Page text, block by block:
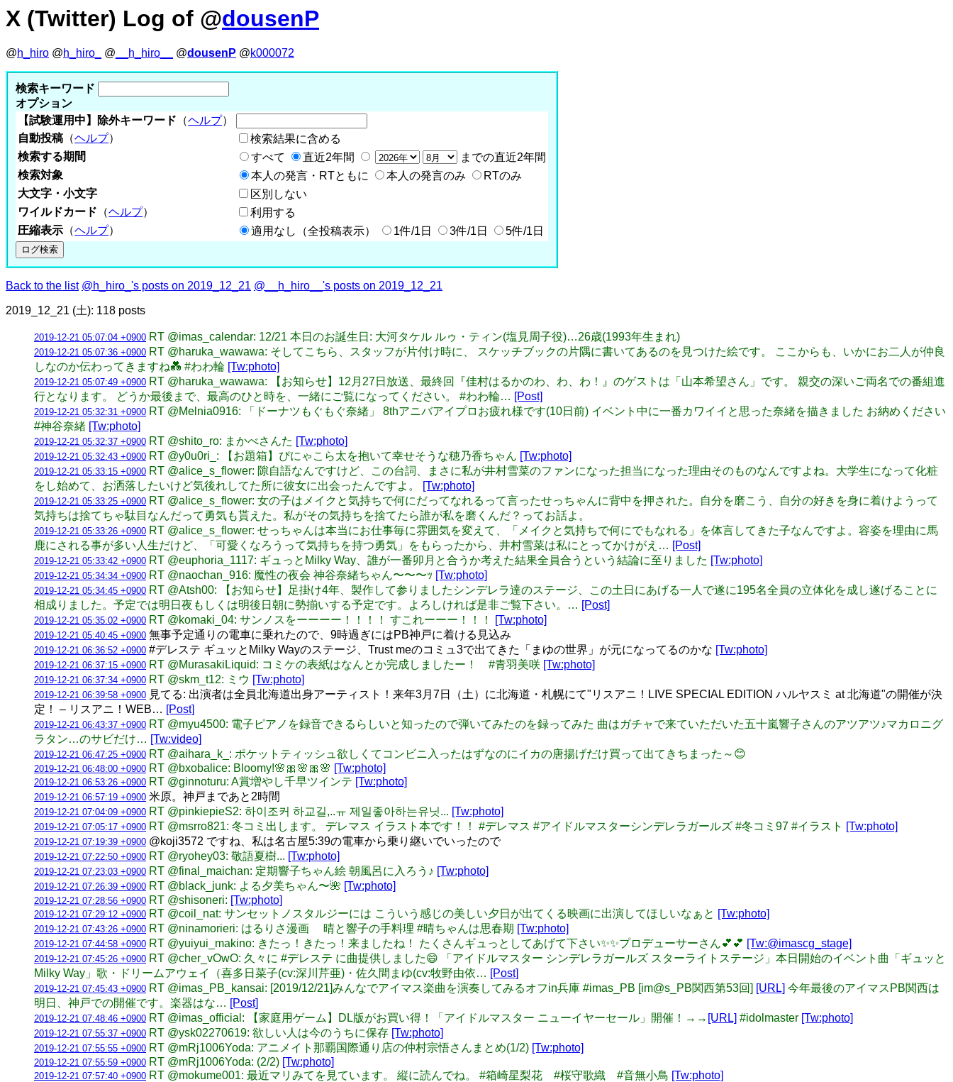
X (Twitter) Log of @dousenP
@h_hiro @h_hiro_ @ __h_hiro__ @dousenP @k000072
検索キーワード
オプション
【試験運用中】除外キーワード （ヘルプ）
自動投稿 （ヘルプ）
検索結果に含める
検索する期間
すべて 直近2年間
までの直近2年間
検索対象
本人の発言・RTともに 本人の発言のみ
RTのみ
大文字・小文字
区別しない
ワイルドカード （ヘルプ）
利用する
圧縮表示 （ヘルプ） 適用なし（全投稿表示） 1件/1日 3件/1日 5件/1日
Back to the list @h_hiro_'s posts on 2019_12_21 @__h_hiro__'s posts on 2019_12_21
2019_12_21 (土): 118 posts
2019-12-21 05:07:04 +0900 RT @imas_calendar: 12/21 本日のお誕生日: 大河タケル ルゥ・ティン(塩見周子役)…26歳(1993年生まれ)
2019-12-21 05:07:36 +0900 RT @haruka_wawawa: そしてこちら、スタッフが片付け時に、 スケッチブックの片隅に書いてあるのを見つけた絵です。 ここからも、いかにお二人が仲良
しなのか伝わってきますね💑 #わわ輪 [Tw:photo]
2019-12-21 05:07:49 +0900 RT @haruka_wawawa: 【お知らせ】12月27日放送、最終回『佳村はるかのわ、わ、わ！』のゲストは「山本希望さん」です。 親交の深いご両名での番組進
行となります。 どうか最後まで、最高のひと時を、一緒にご覧になってください。 #わわ輪… [Post]
2019-12-21 05:32:31 +0900 RT @Melnia0916: 「ドーナツもぐもぐ奈緒」 8thアニバアイプロお疲れ様です(10日前) イベント中に一番カワイイと思った奈緒を描きました お納めください
#神谷奈緒 [Tw:photo]
2019-12-21 05:32:37 +0900 RT @shito_ro: まかべさんた [Tw:photo]
2019-12-21 05:32:43 +0900 RT @y0u0ri_: 【お題箱】ぴにゃこら太を抱いて幸せそうな穂乃香ちゃん [Tw:photo]
2019-12-21 05:33:15 +0900 RT @alice_s_flower: 隙自語なんですけど、この台詞、まさに私が井村雪菜のファンになった担当になった理由そのものなんですよね。大学生になって化粧
をし始めて、お洒落したいけど気後れしてた所に彼女に出会ったんですよ。
[Tw:photo]
2019-12-21 05:33:25 +0900 RT @alice_s_flower: 女の子はメイクと気持ちで何にだってなれるって言ったせっちゃんに背中を押された。自分を磨こう、自分の好きを身に着けようって
気持ちは捨てちゃ駄目なんだって勇気も貰えた。私がその気持ちを捨てたら誰が私を磨くんだ？ってお話よ。
2019-12-21 05:33:26 +0900 RT @alice_s_flower: せっちゃんは本当にお仕事毎に雰囲気を変えて、「メイクと気持ちで何にでもなれる」を体言してきた子なんですよ。容姿を理由に馬
鹿にされる事が多い人生だけど、「可愛くなろうって気持ちを持つ勇気」をもらったから、井村雪菜は私にとってかけがえ… [Post]
2019-12-21 05:33:42 +0900 RT @euphoria_1117: ギュっとMilky Way、誰が一番卯月と合うか考えた結果全員合うという結論に至りました [Tw:photo]
2019-12-21 05:34:34 +0900 RT @naochan_916: 魔性の夜会 神谷奈緒ちゃん〜〜〜ｯ [Tw:photo]
2019-12-21 05:34:45 +0900 RT @Atsh00: 【お知らせ】足掛け4年、製作して参りましたシンデレラ達のステージ、この土日にあげる一人で遂に195名全員の立体化を成し遂げることに
相成りました。予定では明日夜もしくは明後日朝に勢揃いする予定です。よろしければ是非ご覧下さい。… [Post]
2019-12-21 05:35:02 +0900 RT @komaki_04: サンノスをーーーー！！！！ すこれーーー！！！ [Tw:photo]
2019-12-21 05:40:45 +0900 無事予定通りの電車に乗れたので、9時過ぎにはPB神戸に着ける見込み
2019-12-21 06:36:52 +0900 #デレステ ギュッとMilky Wayのステージ、Trust meのコミュ3で出てきた「まゆの世界」が元になってるのかな [Tw:photo]
2019-12-21 06:37:15 +0900 RT @MurasakiLiquid: コミケの表紙はなんとか完成しましたー！ #青羽美咲 [Tw:photo]
2019-12-21 06:37:34 +0900 RT @skm_t12: ミウ [Tw:photo]
2019-12-21 06:39:58 +0900 見てる: 出演者は全員北海道出身アーティスト！来年3月7日（土）に北海道・札幌にて"リスアニ！LIVE SPECIAL EDITION ハルヤスミ at 北海道"の開催が決
定！ – リスアニ！WEB… [Post]
2019-12-21 06:43:37 +0900 RT @myu4500: 電子ピアノを録音できるらしいと知ったので弾いてみたのを録ってみた 曲はガチャで来ていただいた五十嵐響子さんのアツアツ♪マカロニグ
ラタン…のサビだけ… [Tw:video]
2019-12-21 06:47:25 +0900 RT @aihara_k_: ポケットティッシュ欲しくてコンビニ入ったはずなのにイカの唐揚げだけ買って出てきちまった～😊
2019-12-21 06:48:00 +0900 RT @bxobalice: Bloomy!🌸🎀🌸🎀🌸 [Tw:photo]
2019-12-21 06:53:26 +0900 RT @ginnoturu: A賞増やし千早ツインテ [Tw:photo]
2019-12-21 06:57:19 +0900 米原。神戸まであと2時間
2019-12-21 07:04:09 +0900 RT @pinkiepieS2: 하이조커 하교길,..ㅠ 제일좋아하는유닛... [Tw:photo]
2019-12-21 07:05:17 +0900 RT @msrro821: 冬コミ出します。 デレマス イラスト本です！！ #デレマス #アイドルマスターシンデレラガールズ #冬コミ97 #イラスト [Tw:photo]
2019-12-21 07:19:39 +0900 @koji3572 ですね、私は名古屋5:39の電車から乗り継いでいったので
2019-12-21 07:22:50 +0900 RT @ryohey03: 敬語夏樹... [Tw:photo]
2019-12-21 07:23:03 +0900 RT @final_maichan: 定期響子ちゃん絵 朝風呂に入ろう♪ [Tw:photo]
2019-12-21 07:26:39 +0900 RT @black_junk: よる夕美ちゃん〜🌺 [Tw:photo]
2019-12-21 07:28:56 +0900 RT @shisoneri: [Tw:photo]
2019-12-21 07:29:12 +0900 RT @coil_nat: サンセットノスタルジーには こういう感じの美しい夕日が出てくる映画に出演してほしいなぁと [Tw:photo]
2019-12-21 07:43:26 +0900 RT @ninamorieri: はるりさ漫画 晴と響子の手料理 #晴ちゃんは思春期 [Tw:photo]
2019-12-21 07:44:58 +0900 RT @yuiyui_makino: きたっ！きたっ！来ましたね！ たくさんギュっとしてあげて下さい✨✨プロデューサーさん💕💕 [Tw:@imascg_stage]
2019-12-21 07:45:26 +0900 RT @cher_vOwO: 久々に #デレステ に曲提供しました😄 「アイドルマスター シンデレラガールズ スターライトステージ」本日開始のイベント曲「ギュッと
Milky Way」歌・ドリームアウェイ（喜多日菜子(cv:深川芹亜)・佐久間まゆ(cv:牧野由依… [Post]
2019-12-21 07:45:43 +0900 RT @imas_PB_kansai: [2019/12/21]みんなでアイマス楽曲を演奏してみるオフin兵庫 #imas_PB [im@s_PB関西第53回] [URL] 今年最後のアイマスPB関西は
明日、神戸での開催です。楽器はな… [Post]
2019-12-21 07:48:46 +0900 RT @imas_official: 【家庭用ゲーム】DL版がお買い得！「アイドルマスター ニューイヤーセール」開催！→→ [URL] #idolmaster [Tw:photo]
2019-12-21 07:55:37 +0900 RT @ysk02270619: 欲しい人は今のうちに保存 [Tw:photo]
2019-12-21 07:55:55 +0900 RT @mRj1006Yoda: アニメイト那覇国際通り店の仲村宗悟さんまとめ(1/2) [Tw:photo]
2019-12-21 07:55:59 +0900 RT @mRj1006Yoda: (2/2) [Tw:photo]
2019-12-21 07:57:40 +0900 RT @mokume001: 最近マリみてを見ています。 縦に読んでね。 #箱崎星梨花 #桜守歌織 #音無小鳥 [Tw:photo]